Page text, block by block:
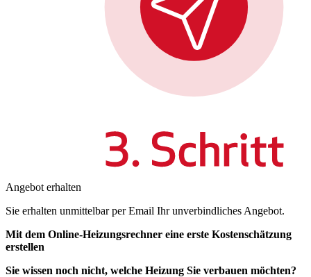
Angebot erhalten
Sie erhalten unmittelbar per Email Ihr unverbindliches Angebot.
Mit dem Online-Heizungsrechner eine erste Kostenschätzung
erstellen
Sie wissen noch nicht, welche Heizung Sie verbauen möchten?